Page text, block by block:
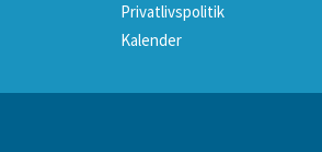
Privatlivspolitik
Kalender